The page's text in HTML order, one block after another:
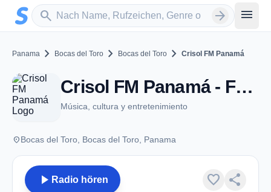
Zum Hauptinhalt springen
search
Sender suchen arrow_forward menu
Panama chevron_right Bocas del Toro chevron_right Bocas del Toro chevron_right Crisol FM Panamá
Crisol FM Panamá - FM 102.5 - Bocas del Toro
Música, cultura y entretenimiento
placeBocas del Toro, Bocas del Toro, Panama
play_arrow Radio hören favorite share